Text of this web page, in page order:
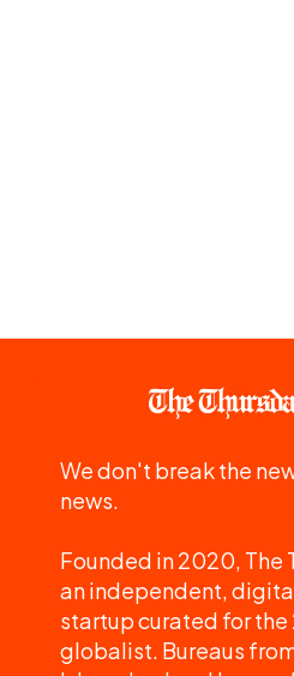
We don't break the
news.
Founded in 2020, The
an independent,
startup curated for the
globalist. Bureaus